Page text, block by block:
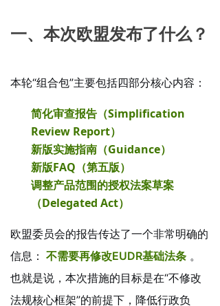
一、本次欧盟发布了什么？
本轮“组合包”主要包括四部分核心内容：
简化审查报告（Simplification
Review Report）
新版实施指南（Guidance）
新版FAQ（第五版）
调整产品范围的授权法案草案
（Delegated Act）
欧盟委员会的报告传达了一个非常明确的
信息： 不需要再修改EUDR基础法条 。
也就是说，本次措施的目标是在“不修改
法规核心框架”的前提下，降低行政负